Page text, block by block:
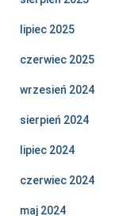
lipiec 2025
czerwiec 2025
wrzesień 2024
sierpień 2024
lipiec 2024
czerwiec 2024
maj 2024